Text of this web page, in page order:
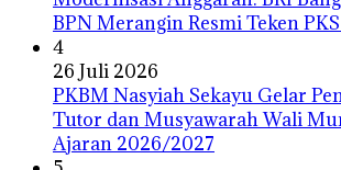
BPN Merangin Resmi Teken
4
26 Juli 2026
PKBM Nasyiah Sekayu Gelar
Tutor dan Musyawarah Wali
Ajaran 2026/2027